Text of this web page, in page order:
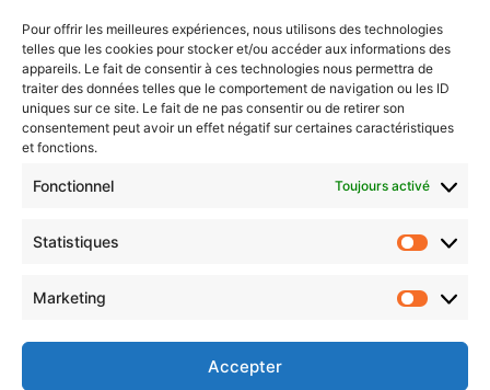
Pour offrir les meilleures expériences, nous utilisons des technologies
telles que les cookies pour stocker et/ou accéder aux informations des
appareils. Le fait de consentir à ces technologies nous permettra de
traiter des données telles que le comportement de navigation ou les ID
uniques sur ce site. Le fait de ne pas consentir ou de retirer son
consentement peut avoir un effet négatif sur certaines caractéristiques
et fonctions.
Fonctionnel Toujours activé
Statistiques
Marketing
Accepter
Newsletter gratuite
Choisissez : matin, soir ou hebdo ?
votre